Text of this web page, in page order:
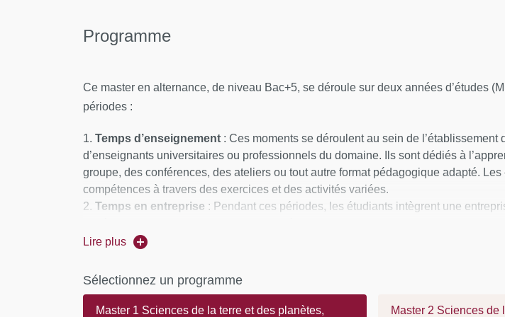
Programme
Ce master en alternance, de niveau Bac+5, se déroule sur deux années d’études
périodes :
Temps d’enseignement : Ces moments se déroulent au sein de
d’enseignants universitaires ou professionnels du domaine. Ils sont dédiés à
groupe, des conférences, des ateliers ou tout autre format pédagogique adapté.
compétences à travers des exercices et des activités variées.
Temps en entreprise : Pendant ces périodes, les étudiants intègrent une
formations dispensés sur le terrain.
Lire plus
Sélectionnez un programme
Master 1 Sciences de la terre et des planètes, Master 2 Sciences de